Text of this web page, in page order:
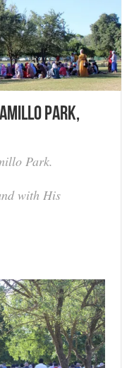
Park,
Park.
with His